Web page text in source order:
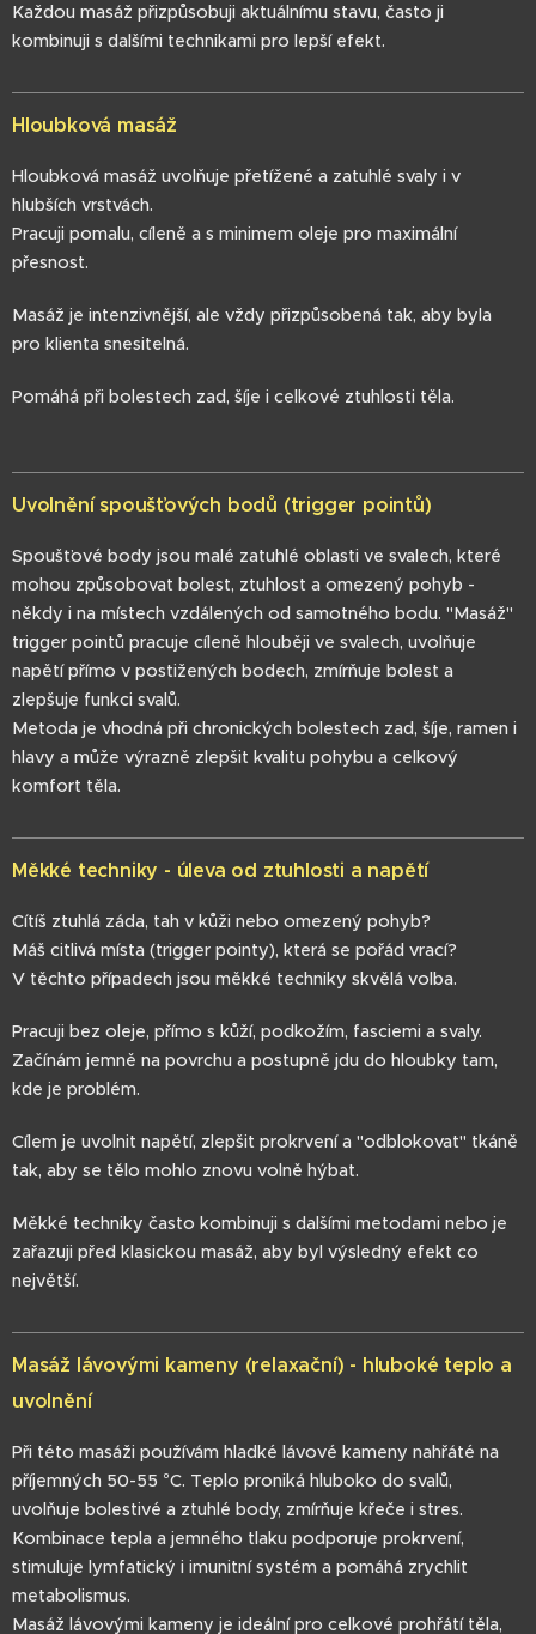
Každou masáž přizpůsobuji aktuálnímu stavu, často ji
kombinuji s dalšími technikami pro lepší efekt.
Hloubková masáž
Hloubková masáž uvolňuje přetížené a zatuhlé svaly i v
hlubších vrstvách.
Pracuji pomalu, cíleně a s minimem oleje pro maximální
přesnost.
Masáž je intenzivnější, ale vždy přizpůsobená tak, aby byla
pro klienta snesitelná.
Pomáhá při bolestech zad, šíje i celkové ztuhlosti těla.
Uvolnění spoušťových bodů (trigger pointů)
Spoušťové body jsou malé zatuhlé oblasti ve svalech, které
mohou způsobovat bolest, ztuhlost a omezený pohyb -
někdy i na místech vzdálených od samotného bodu. "Masáž"
trigger pointů pracuje cíleně hlouběji ve svalech, uvolňuje
napětí přímo v postižených bodech, zmírňuje bolest a
zlepšuje funkci svalů.
Metoda je vhodná při chronických bolestech zad, šíje, ramen i
hlavy a může výrazně zlepšit kvalitu pohybu a celkový
komfort těla.
Měkké techniky - úleva od ztuhlosti a napětí
Cítíš ztuhlá záda, tah v kůži nebo omezený pohyb?
Máš citlivá místa (trigger pointy), která se pořád vrací?
V těchto případech jsou měkké techniky skvělá volba.
Pracuji bez oleje, přímo s kůží, podkožím, fasciemi a svaly.
Začínám jemně na povrchu a postupně jdu do hloubky tam,
kde je problém.
Cílem je uvolnit napětí, zlepšit prokrvení a "odblokovat" tkáně
tak, aby se tělo mohlo znovu volně hýbat.
Měkké techniky často kombinuji s dalšími metodami nebo je
zařazuji před klasickou masáž, aby byl výsledný efekt co
největší.
Masáž lávovými kameny (relaxační) - hluboké teplo a
uvolnění
Při této masáži používám hladké lávové kameny nahřáté na
příjemných 50-55 °C. Teplo proniká hluboko do svalů,
uvolňuje bolestivé a ztuhlé body, zmírňuje křeče i stres.
Kombinace tepla a jemného tlaku podporuje prokrvení,
stimuluje lymfatický i imunitní systém a pomáhá zrychlit
metabolismus.
Masáž lávovými kameny je ideální pro celkové prohřátí těla,